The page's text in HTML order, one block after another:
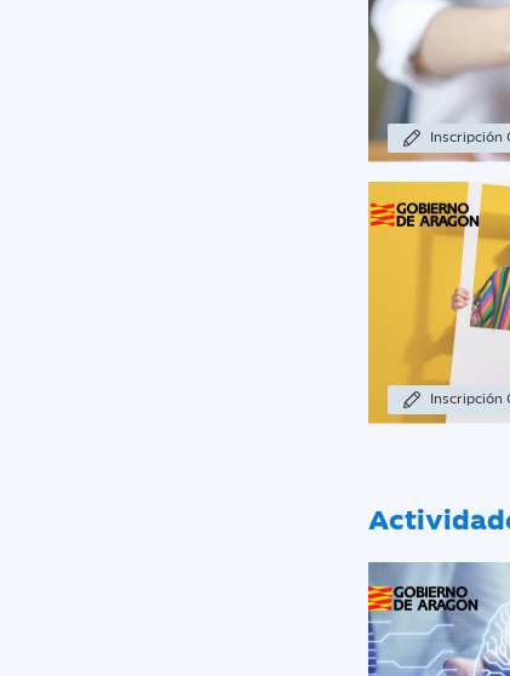
Inscripción
Inscripción